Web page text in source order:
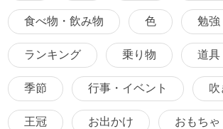
食べ物・飲み物 色 勉強
ランキング 乗り物 道具
季節 行事・イベント 吹
王冠 お出かけ おもちゃ